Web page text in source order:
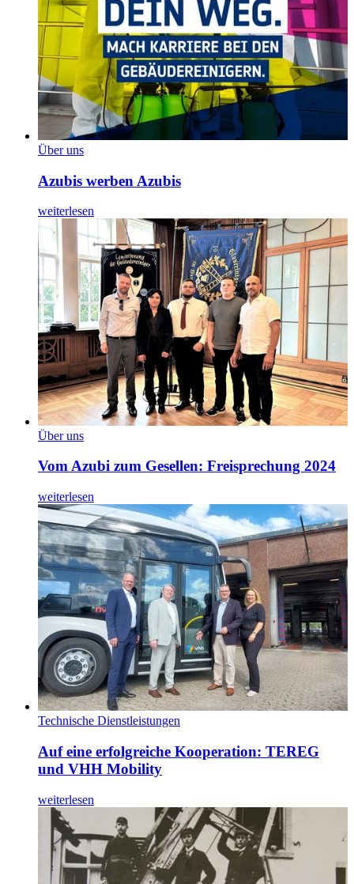
Über uns
Azubis werben Azubis
weiterlesen
Über uns
Vom Azubi zum Gesellen: Freisprechung 2024
weiterlesen
Technische Dienstleistungen
Auf eine erfolgreiche Kooperation: TEREG
und VHH Mobility
weiterlesen